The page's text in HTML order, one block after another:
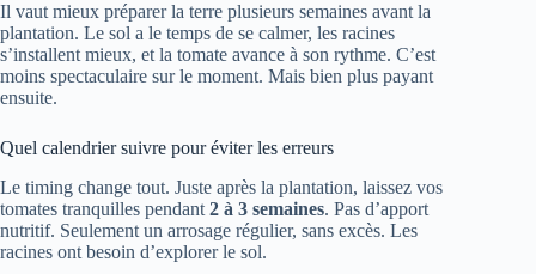
Il vaut mieux préparer la terre plusieurs semaines avant la
plantation. Le sol a le temps de se calmer, les racines
s’installent mieux, et la tomate avance à son rythme. C’est
moins spectaculaire sur le moment. Mais bien plus payant
ensuite.
Quel calendrier suivre pour éviter les erreurs
Le timing change tout. Juste après la plantation, laissez vos
tomates tranquilles pendant 2 à 3 semaines. Pas d’apport
nutritif. Seulement un arrosage régulier, sans excès. Les
racines ont besoin d’explorer le sol.